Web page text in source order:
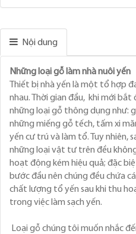
Nội dung
Những loại gỗ làm nhà nuôi yến
Thiết bị nhà yến là một tổ hợp
nhau. Thời gian đầu, khi mới
những loại gỗ thông dụng như:
những miếng gỗ tếch, tấm xi
yến cư trú và làm tổ. Tuy nhiên,
những loại vật tư trên đều
hoạt động kém hiệu quả; đặc
bước đầu nên chúng đều chứa
chất lượng tổ yến sau khi thu
trong việc làm sạch yến.
Loại gỗ chúng tôi muốn nhắc